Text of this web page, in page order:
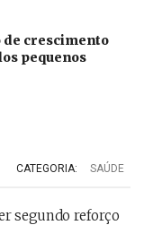
crescimento
pequenos
CATEGORIA: SAÚDE
segundo reforço